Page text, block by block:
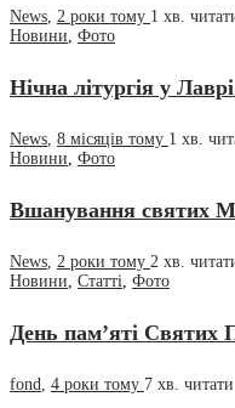
News, 2 роки тому 1 хв.
Новини, Фото
Нічна літургія у
News 8 місяців тому 1 хв.
Новини Фото
Вшанування святих
News 2 роки тому 2 хв.
Новини Статті Фото
День пам’яті Святих
fond 4 роки тому 7 хв. читати